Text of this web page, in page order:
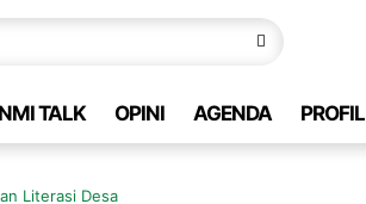
TALK OPINI AGENDA PROFIL
Literasi Desa